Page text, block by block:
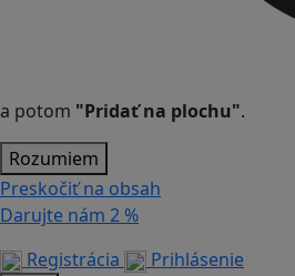
a potom "Pridať na plochu".
Rozumiem
Preskočiť na obsah
Darujte nám 2 %
Registrácia
Prihlásenie